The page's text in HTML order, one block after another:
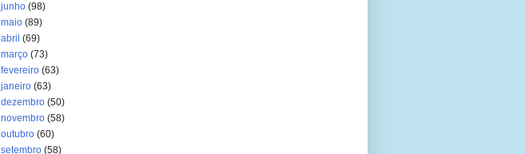
junho (98)
maio (89)
abril (69)
março (73)
fevereiro (63)
janeiro (63)
dezembro (50)
novembro (58)
outubro (60)
setembro (58)